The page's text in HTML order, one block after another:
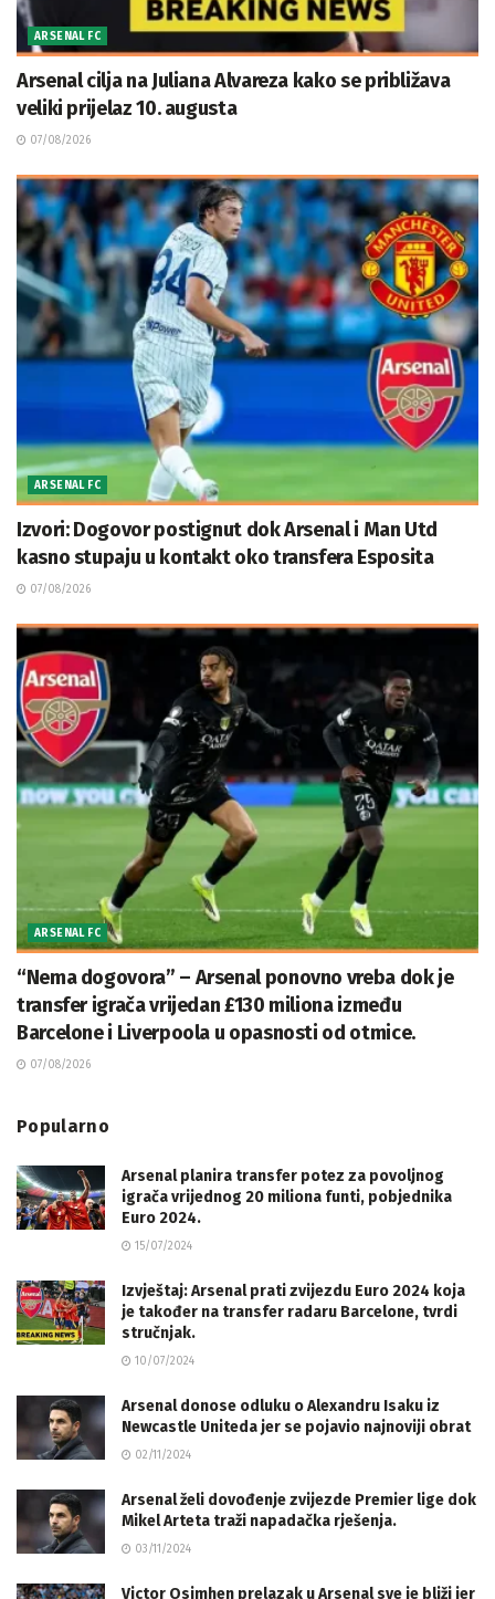
ARSENAL FC
Arsenal cilja na Juliana Alvareza kako se približava
veliki prijelaz 10. augusta
07/08/2026
ARSENAL FC
Izvori: Dogovor postignut dok Arsenal i Man Utd
kasno stupaju u kontakt oko transfera Esposita
07/08/2026
ARSENAL FC
“Nema dogovora” – Arsenal ponovno vreba dok je
transfer igrača vrijedan £130 miliona između
Barcelone i Liverpoola u opasnosti od otmice.
07/08/2026
Popularno
Arsenal planira transfer potez za povoljnog
igrača vrijednog 20 miliona funti, pobjednika
Euro 2024.
15/07/2024
Izvještaj: Arsenal prati zvijezdu Euro 2024 koja
je također na transfer radaru Barcelone, tvrdi
stručnjak.
10/07/2024
Arsenal donose odluku o Alexandru Isaku iz
Newcastle Uniteda jer se pojavio najnoviji obrat
02/11/2024
Arsenal želi dovođenje zvijezde Premier lige dok
Mikel Arteta traži napadačka rješenja.
03/11/2024
Victor Osimhen prelazak u Arsenal sve je bliži jer